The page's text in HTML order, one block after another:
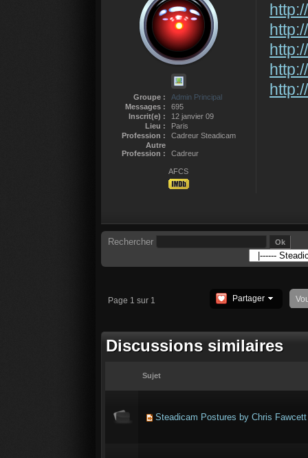
Groupe :
Admin Principal
Messages :
695
Inscrit(e) :
12 janvier 09
Lieu :
Paris
Profession :
Cadreur Steadicam
Autre
Profession :
Cadreur
AFCS
Rechercher
Page 1 sur 1 Partager
Discussions similaires
Sujet
Steadicam Postures by Chris Fawcett